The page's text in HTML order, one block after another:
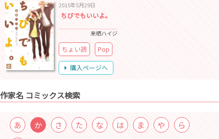
2015年5月29日
ちびでもいいよ。
来栖ハイジ
ちょい読
Pop
購入ページへ
作家名 コミックス検索
あ か さ た な は ま や
ら